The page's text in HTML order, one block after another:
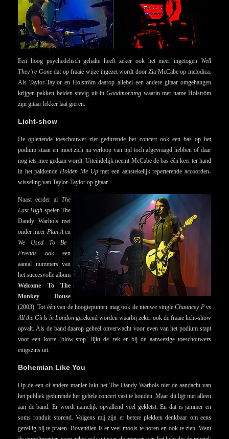
Een hoog psychedelisch gehalte heeft zeker ook het meer ingetogen Well
They’re Gonedat op fraaie wijze ingezet wordt door Zia McCabe op melodica.
Als Taylor-Taylor en Holström daarop allebei een andere gitaar omgehangen
krijgen pakken beiden stevig uit inGoodmorning waarin met name Holström
zijn gitaar lekker laat gieren.
Licht-show
De oplettende toeschouwer ziet gedurende het concert ook een bas op het
podium staan en moet zich na verloop van tijd toch afgevraagd hebben of daar
nog iets mee gedaan wordt. Uiteindelijk neemt McCabe de bas één keer ter hand
in het pakkende Holden Me Upmet een aanstekelijk reperterende accoorden-
wisseling van Taylor-Taylor op gitaar.
Naast eerder al The
Last High spelen The
Dandy Warhols met
onder meer Plan A en
We Used To Be
Friends ook een
aantal nummers van
het succesvolle album
Welcome To The
Monkey House
(2003). Tot één van de hoogtepunten mag ook de nieuwe singleChauncey P vs
All the Girls in London gerekend worden waarbij zeker ook de fraaie licht-show
opvalt. Als de band daarop geheel onverwacht voor even van het podium stapt
voor een korte ‘blow-stop’ lijkt de rek er bij de aanwezige toeschouwers
enigszins uit.
Bohemian Like You
Op de een of andere manier lukt het The Dandy Warhols niet de aandacht van
het publiek gedurende het gehele concert vast te houden. Maar dit ligt niet alleen
aan de band. Er wordt namelijk opvallend veel gekletst. En dat is jammer en
soms ronduit storend. Volgens mij zijn er betere plekken denkbaar om eens
gezellig bij te praten. Bovendien is er veel moois te horen en ook te zien. Want